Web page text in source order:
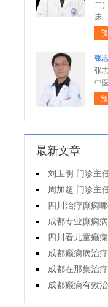
二
床
张
张
中
最新文章
刘玉明 门诊主
周加超 门诊主
四川治疗癫痫
怎么预防?
成都专业癫痫
痫患者在经期要注
四川看儿童癫
少年癫痫病的病因
成都癫痫病治
能诊断孩子是不是
成都在那集治
治疗癫痫病好吗?
成都癫痫有效
期怎么治疗?